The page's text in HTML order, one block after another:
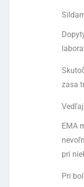
zasa
EMA
pri
Pri